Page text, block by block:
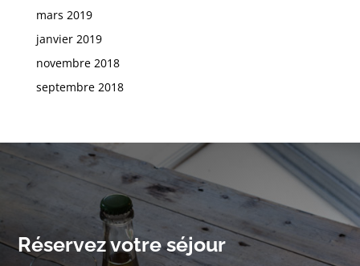
mars 2019
janvier 2019
novembre 2018
septembre 2018
Réservez votre séjour